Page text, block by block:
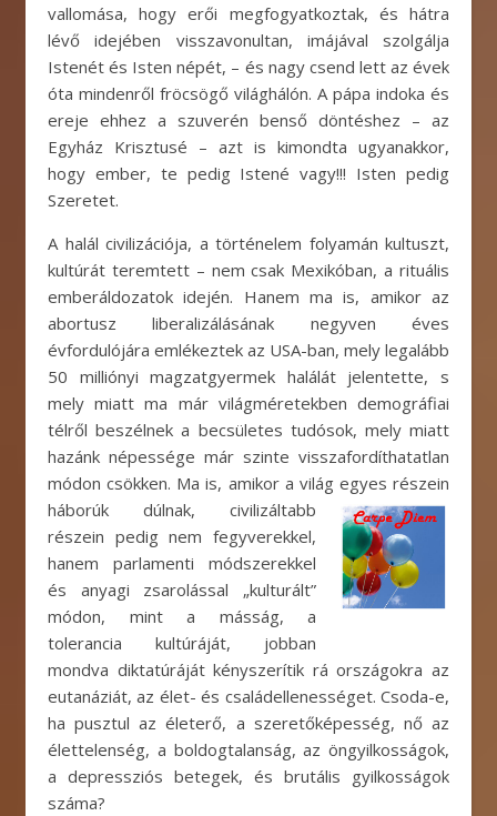
vallomása, hogy erői megfogyatkoztak, és hátra
lévő idejében visszavonultan, imájával szolgálja
Istenét és Isten népét, – és nagy csend lett az évek
óta mindenről fröcsögő világhálón. A pápa indoka és
ereje ehhez a szuverén benső döntéshez – az
Egyház Krisztusé – azt is kimondta ugyanakkor,
hogy ember, te pedig Istené vagy!!! Isten pedig
Szeretet.
A halál civilizációja, a történelem folyamán kultuszt,
kultúrát teremtett – nem csak Mexikóban, a rituális
emberáldozatok idején. Hanem ma is, amikor az
abortusz liberalizálásának negyven éves
évfordulójára emlékeztek az USA-ban, mely legalább
50 milliónyi magzatgyermek halálát jelentette, s
mely miatt ma már világméretekben demográfiai
télről beszélnek a becsületes tudósok, mely miatt
hazánk népessége már szinte visszafordíthatatlan
módon csökken. Ma is, amikor a világ egyes részein
háborúk dúlnak, civilizáltabb
részein pedig nem fegyverekkel,
hanem parlamenti módszerekkel
és anyagi zsarolással „kulturált”
módon, mint a másság, a
tolerancia kultúráját, jobban
mondva diktatúráját kényszerítik rá országokra az
eutanáziát, az élet- és családellenességet. Csoda-e,
ha pusztul az életerő, a szeretőképesség, nő az
élettelenség, a boldogtalanság, az öngyilkosságok,
a depressziós betegek, és brutális gyilkosságok
száma?